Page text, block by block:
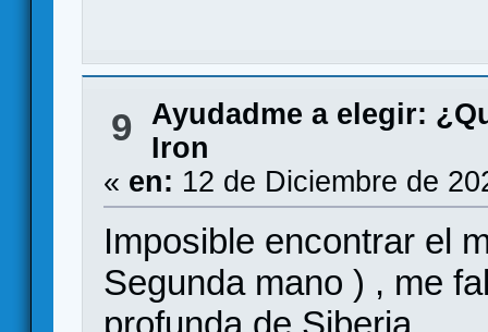
9 Ayudadme a elegir:
Iron
« en: 12 de Diciembre de
Imposible encontrar el
Segunda mano ) , me
profunda de Siberia